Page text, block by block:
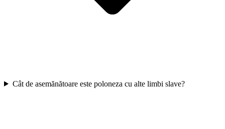
Cât de asemănătoare este poloneza cu alte limbi slave?